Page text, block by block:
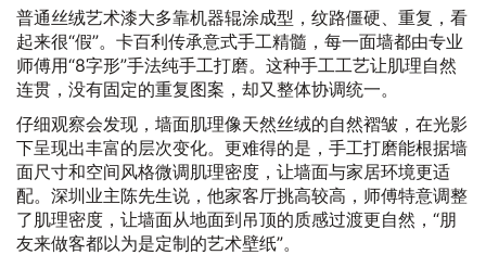
普通丝绒艺术漆大多靠机器辊涂成型，纹路僵硬、重复，看
起来很“假”。卡百利传承意式手工精髓，每一面墙都由专业
师傅用“8字形”手法纯手工打磨。这种手工工艺让肌理自然
连贯，没有固定的重复图案，却又整体协调统一。
仔细观察会发现，墙面肌理像天然丝绒的自然褶皱，在光影
下呈现出丰富的层次变化。更难得的是，手工打磨能根据墙
面尺寸和空间风格微调肌理密度，让墙面与家居环境更适
配。深圳业主陈先生说，他家客厅挑高较高，师傅特意调整
了肌理密度，让墙面从地面到吊顶的质感过渡更自然，“朋
友来做客都以为是定制的艺术壁纸”。